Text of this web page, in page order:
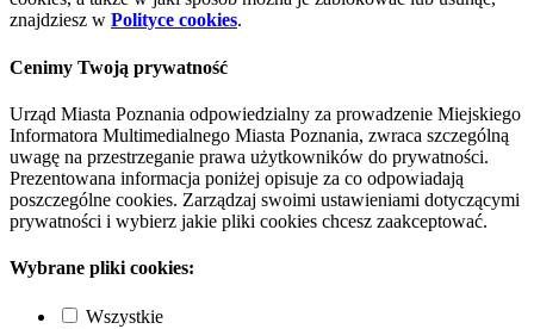
znajdziesz w Polityce cookies.
Cenimy Twoją prywatność
Urząd Miasta Poznania odpowiedzialny za prowadzenie Miejskiego
Informatora Multimedialnego Miasta Poznania, zwraca szczególną
uwagę na przestrzeganie prawa użytkowników do prywatności.
Prezentowana informacja poniżej opisuje za co odpowiadają
poszczególne cookies. Zarządzaj swoimi ustawieniami dotyczącymi
prywatności i wybierz jakie pliki cookies chcesz zaakceptować.
Wybrane pliki cookies:
Wszystkie